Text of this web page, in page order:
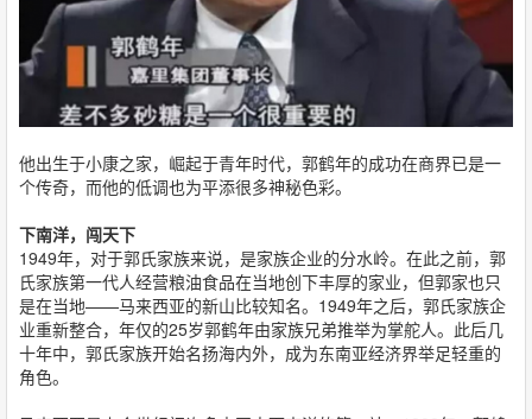
他出生于小康之家，崛起于青年时代，郭鹤年的成功在商界已是一
个传奇，而他的低调也为平添很多神秘色彩。
下南洋，闯天下
1949年，对于郭氏家族来说，是家族企业的分水岭。在此之前，郭
氏家族第一代人经营粮油食品在当地创下丰厚的家业，但郭家也只
是在当地——马来西亚的新山比较知名。1949年之后，郭氏家族企
业重新整合，年仅的25岁郭鹤年由家族兄弟推举为掌舵人。此后几
十年中，郭氏家族开始名扬海内外，成为东南亚经济界举足轻重的
角色。